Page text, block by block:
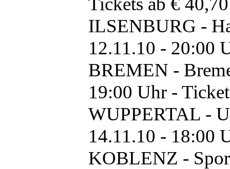
ILSENBURG -
12.11.10 - 20:00
BREMEN -
19:00 Uhr -
WUPPERTAL -
14.11.10 - 18:00
KOBLENZ -